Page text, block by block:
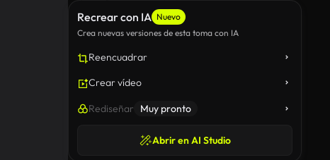
Recrear con IA Nuevo
Crea nuevas versiones de esta toma con IA
Reencuadrar
Crear vídeo
Rediseñar Muy pronto
Abrir en AI Studio